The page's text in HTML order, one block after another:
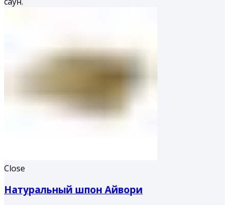
Close
Натуральный шпон Айвори